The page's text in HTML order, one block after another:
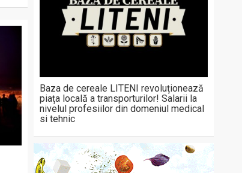
Baza de cereale LITENI revoluționează
piața locală a transporturilor! Salarii la
nivelul profesiilor din domeniul medical
si tehnic